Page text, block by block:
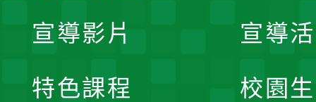
宣導
校園
宣導影片
特色課程